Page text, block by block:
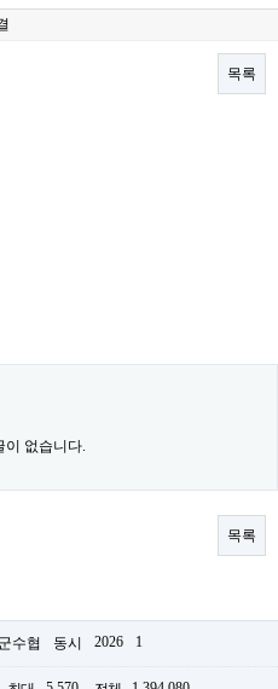
목록
이 없습니다.
목록
수협 동시 2026 1